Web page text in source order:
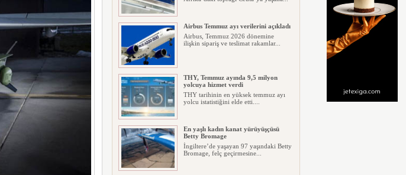
Airbus Temmuz ayı verilerini açıkladı
Airbus, Temmuz 2026 dönemine
ilişkin sipariş ve teslimat rakamlar...
THY, Temmuz ayında 9,5 milyon
yolcuya hizmet verdi
THY tarihinin en yüksek temmuz ayı
yolcu istatistiğini elde etti....
En yaşlı kadın kanat yürüyüşçüsü
Betty Bromage
İngiltere’de yaşayan 97 yaşındaki Betty
Bromage, felç geçirmesine...